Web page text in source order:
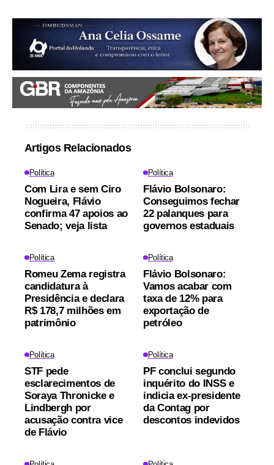
Artigos Relacionados
Política
Com Lira e sem Ciro
Nogueira, Flávio
confirma 47 apoios ao
Senado; veja lista
Política
Flávio Bolsonaro:
Conseguimos fechar
22 palanques para
governos estaduais
Política
Romeu Zema registra
candidatura à
Presidência e declara
R$ 178,7 milhões em
patrimônio
Política
Flávio Bolsonaro:
Vamos acabar com
taxa de 12% para
exportação de
petróleo
Política
STF pede
esclarecimentos de
Soraya Thronicke e
Lindbergh por
acusação contra vice
de Flávio
Política
PF conclui segundo
inquérito do INSS e
indicia ex-presidente
da Contag por
descontos indevidos